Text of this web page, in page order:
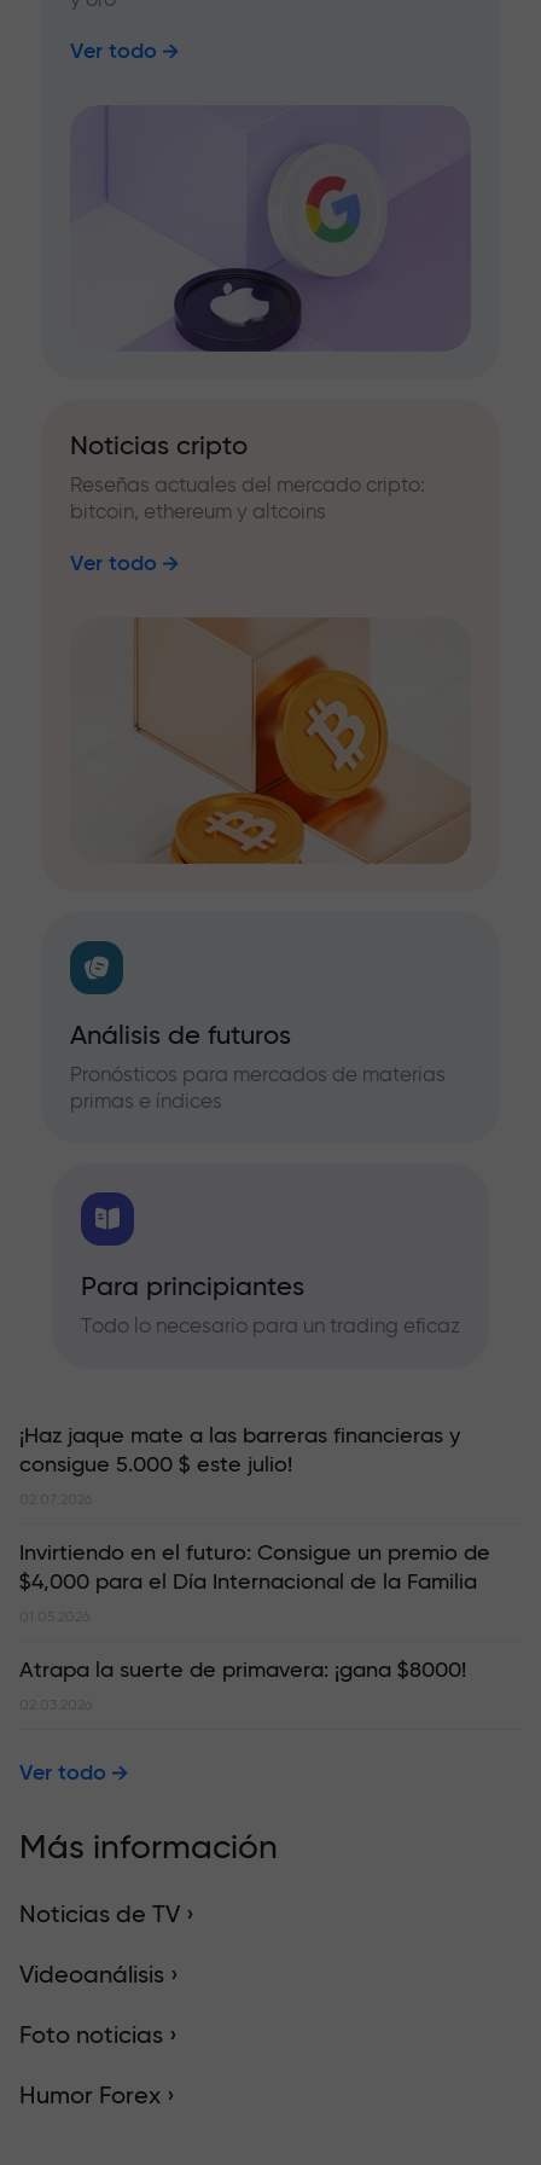
Ver todo
Noticias cripto
Reseñas actuales del mercado cripto:
bitcoin, ethereum y altcoins
Ver todo
Análisis de futuros
Pronósticos para mercados de materias
primas e índices
Para principiantes
Todo lo necesario para un trading eficaz
¡Haz jaque mate a las barreras financieras y
consigue 5.000 $ este julio!
02.07.2026
Invirtiendo en el futuro: Consigue un premio de
$4,000 para el Día Internacional de la Familia
01.05.2026
Atrapa la suerte de primavera: ¡gana $8000!
02.03.2026
Ver todo
Más información
Noticias de TV ›
Videoanálisis ›
Foto noticias ›
Humor Forex ›